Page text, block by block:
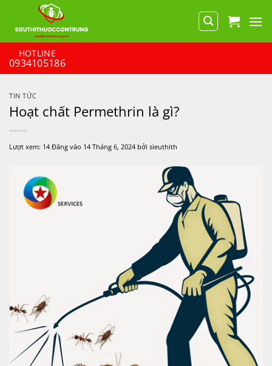
dungHOTLINE
0934105186
TIN TỨC
Hoạt chất Permethrin là gì?
Lượt xem: 14 Đăng vào 14 Tháng 6, 2024 bởi sieuthith